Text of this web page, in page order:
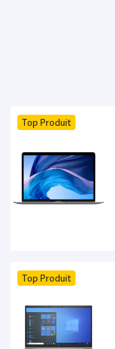
Top Produit
Top Produit